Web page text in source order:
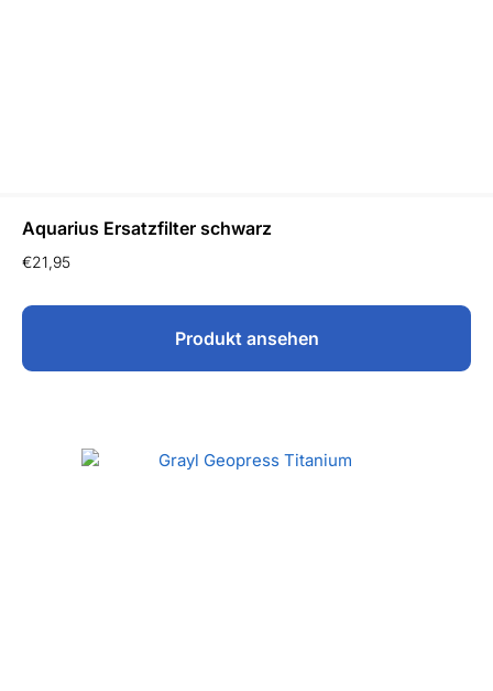
Aquarius Ersatzfilter schwarz
€21,95
Produkt ansehen